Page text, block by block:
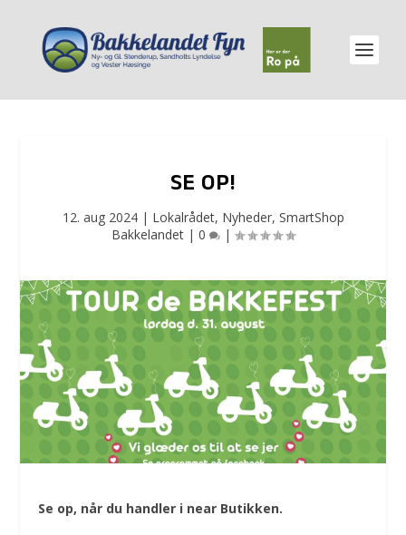
SE OP!
12. aug 2024| Lokalrådet, Nyheder, SmartShop
Bakkelandet | 0 |
Se op, når du handler i near Butikken.